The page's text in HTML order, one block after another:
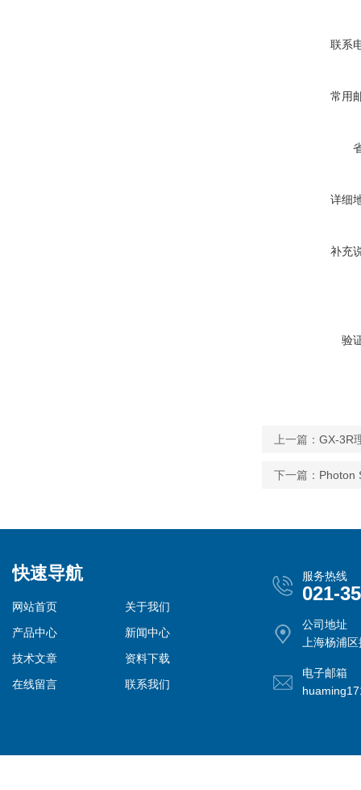
联系
常用
详细
补充
验
上一篇： GX-3R
下一篇： Photon
快速导航
网站首页
关于我们
产品中心
新闻中心
技术文章
资料下载
在线留言
联系我们
服务热线
021-
公司地址
上海杨浦
电子邮箱